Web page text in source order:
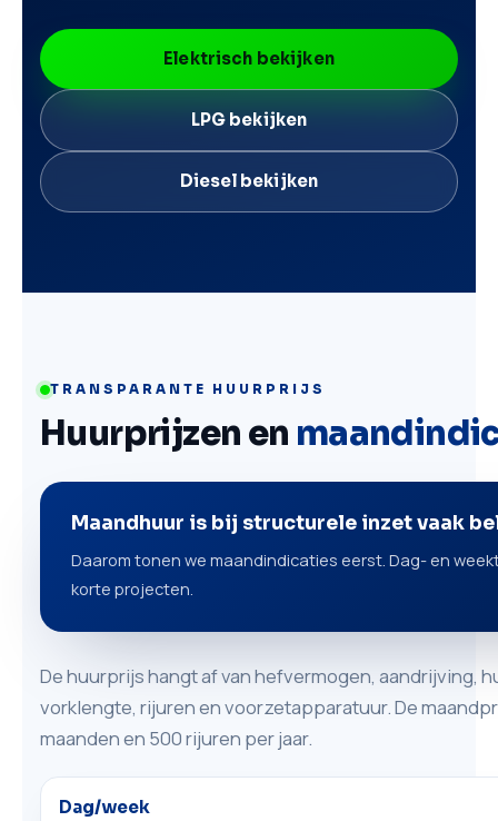
Elektrisch bekijken
LPG bekijken
Diesel bekijken
TRANSPARANTE HUURPRIJS
Huurprijzen en
Maandhuur is bij structurele inzet vaak
Daarom tonen we maandindicaties eerst. Dag- en
korte projecten.
De huurprijs hangt af van hefvermogen, aandrijving,
vorklengte, rijuren en voorzetapparatuur. De
maanden en 500 rijuren per jaar.
Dag/week